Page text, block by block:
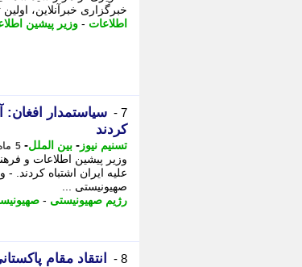
خبرگزاری خبرآنلاین،
اطلاعات - وزیر پیشین
7 -
سیاستمدار افغان:
کردند
تسنیم نیوز - بین الملل- 5 ماه پیش - سه شنبه 12 اسفند 1404، 16:25
وزیر پیشین اطلاعات و
علیه ایران اشتباه کردند.
صهیونیستی ...
رژیم صهیونیستی -
8 -
انتقاد مقام